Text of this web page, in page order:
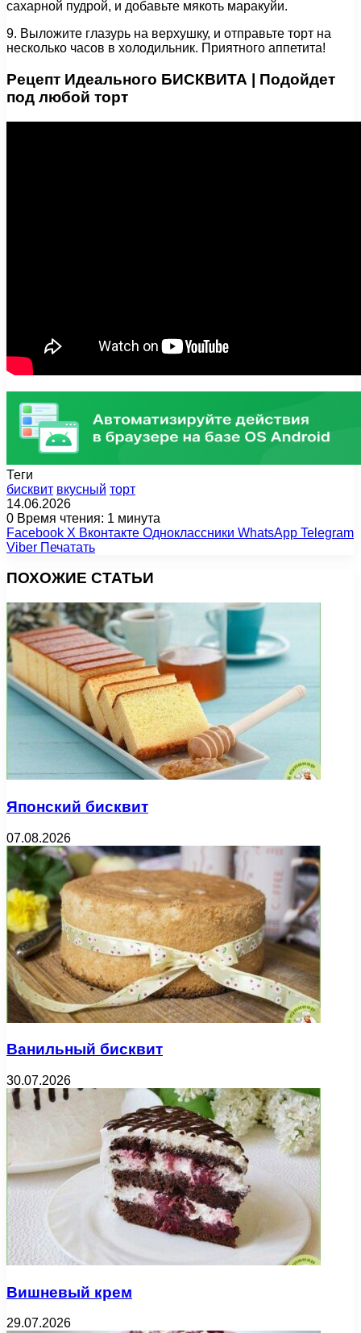
сахарной пудрой, и добавьте мякоть маракуйи.
9. Выложите глазурь на верхушку, и отправьте торт на
несколько часов в холодильник. Приятного аппетита!
Рецепт Идеального БИСКВИТА | Подойдет
под любой торт
Теги
бисквит вкусный торт
14.06.2026
0 Время чтения: 1 минута
Facebook X Вконтакте Одноклассники WhatsApp Telegram
Viber Печатать
ПОХОЖИЕ СТАТЬИ
Японский бисквит
07.08.2026
Ванильный бисквит
30.07.2026
Вишневый крем
29.07.2026